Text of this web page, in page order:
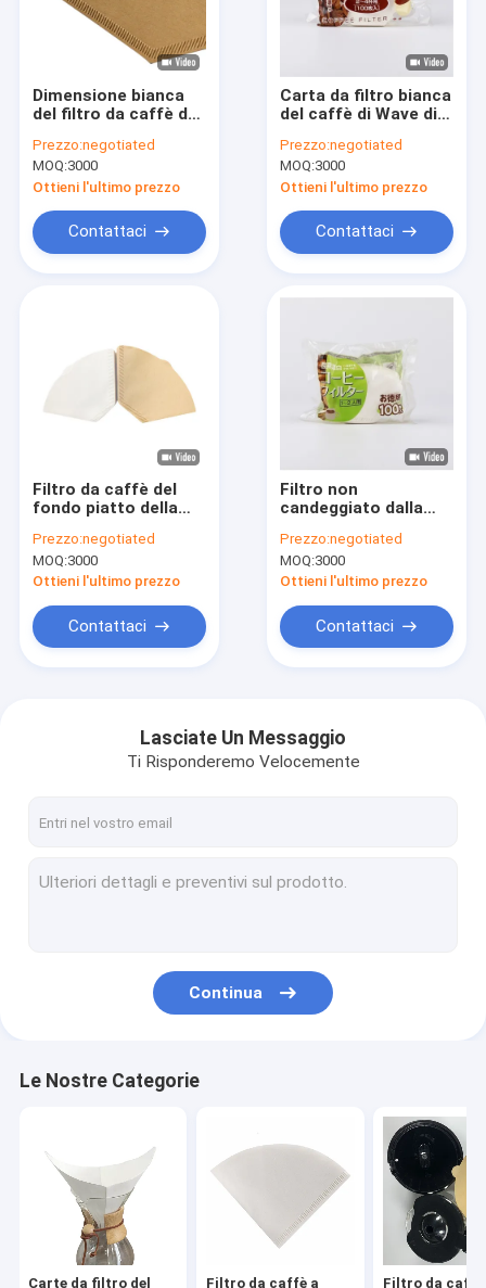
Giro della fabbrica
Filtro da caffè del cono
Filtro da caffè del canestro
Filtro da caffè di Chemex
Dimensione bianca
del filtro da caffè del
pasta di cellulosa di
100 per cento una
Prezzo:negotiated
MOQ:3000
Ottieni l'ultimo prezzo
Contattaci
Carta da filtro bianca
del caffè di Wave di
del canestro di
Brown non
candeggiata
Prezzo:negotiated
MOQ:3000
Ottieni l'ultimo prezzo
Contattaci
Filtro da caffè del
fondo piatto della
macchina del caffè
per 8-12 tazze
Prezzo:negotiated
MOQ:3000
Ottieni l'ultimo prezzo
Contattaci
Filtro non
candeggiato dalla
forma del fondo
piatto
Prezzo:negotiated
MOQ:3000
Ottieni l'ultimo prezzo
Contattaci
Lasciate Un Messaggio
Ti Risponderemo Velocemente
Continua
Le Nostre Categorie
Carte da filtro del Filtro da caffè a Filtro da caffè